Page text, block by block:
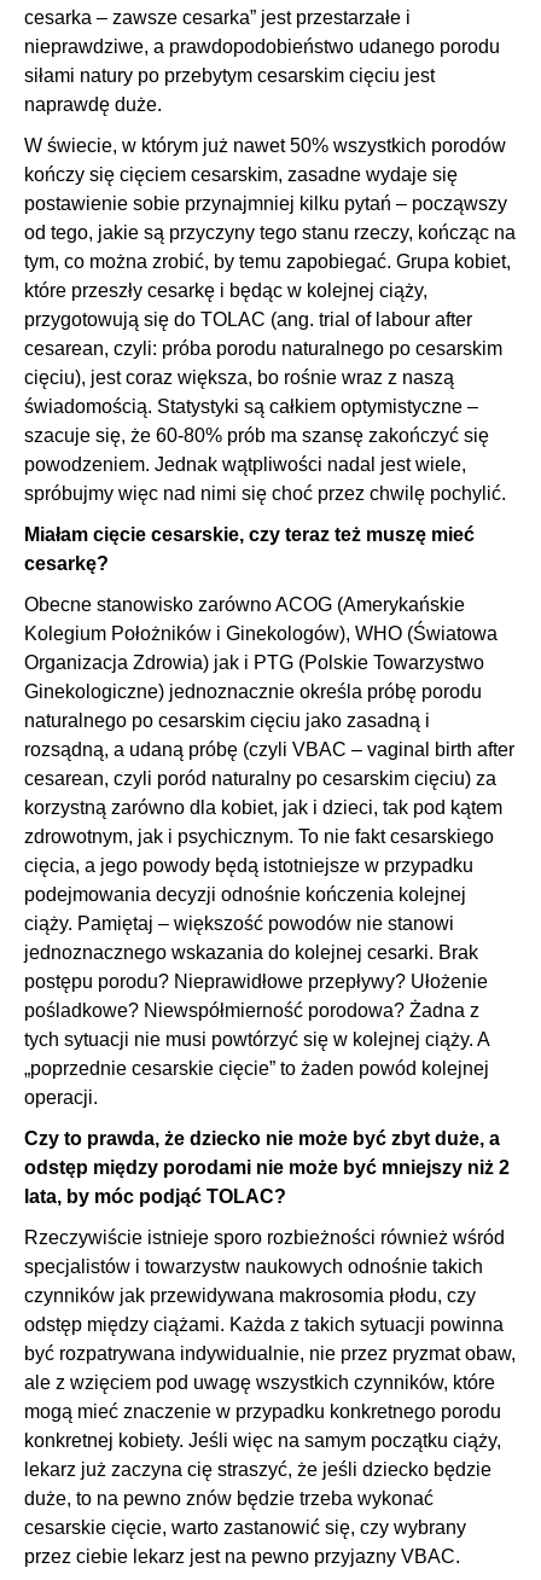
cesarka – zawsze cesarka” jest przestarzałe i
nieprawdziwe, a prawdopodobieństwo udanego porodu
siłami natury po przebytym cesarskim cięciu jest
naprawdę duże.
W świecie, w którym już nawet 50% wszystkich porodów
kończy się cięciem cesarskim, zasadne wydaje się
postawienie sobie przynajmniej kilku pytań – począwszy
od tego, jakie są przyczyny tego stanu rzeczy, kończąc na
tym, co można zrobić, by temu zapobiegać. Grupa kobiet,
które przeszły cesarkę i będąc w kolejnej ciąży,
przygotowują się do TOLAC (ang. trial of labour after
cesarean, czyli: próba porodu naturalnego po cesarskim
cięciu), jest coraz większa, bo rośnie wraz z naszą
świadomością. Statystyki są całkiem optymistyczne –
szacuje się, że 60-80% prób ma szansę zakończyć się
powodzeniem. Jednak wątpliwości nadal jest wiele,
spróbujmy więc nad nimi się choć przez chwilę pochylić.
Miałam cięcie cesarskie, czy teraz też muszę mieć
cesarkę?
Obecne stanowisko zarówno ACOG (Amerykańskie
Kolegium Położników i Ginekologów), WHO (Światowa
Organizacja Zdrowia) jak i PTG (Polskie Towarzystwo
Ginekologiczne) jednoznacznie określa próbę porodu
naturalnego po cesarskim cięciu jako zasadną i
rozsądną, a udaną próbę (czyli VBAC – vaginal birth after
cesarean, czyli poród naturalny po cesarskim cięciu) za
korzystną zarówno dla kobiet, jak i dzieci, tak pod kątem
zdrowotnym, jak i psychicznym. To nie fakt cesarskiego
cięcia, a jego powody będą istotniejsze w przypadku
podejmowania decyzji odnośnie kończenia kolejnej
ciąży. Pamiętaj – większość powodów nie stanowi
jednoznacznego wskazania do kolejnej cesarki. Brak
postępu porodu? Nieprawidłowe przepływy? Ułożenie
pośladkowe? Niewspółmierność porodowa? Żadna z
tych sytuacji nie musi powtórzyć się w kolejnej ciąży. A
„poprzednie cesarskie cięcie” to żaden powód kolejnej
operacji.
Czy to prawda, że dziecko nie może być zbyt duże, a
odstęp między porodami nie może być mniejszy niż 2
lata, by móc podjąć TOLAC?
Rzeczywiście istnieje sporo rozbieżności również wśród
specjalistów i towarzystw naukowych odnośnie takich
czynników jak przewidywana makrosomia płodu, czy
odstęp między ciążami. Każda z takich sytuacji powinna
być rozpatrywana indywidualnie, nie przez pryzmat obaw,
ale z wzięciem pod uwagę wszystkich czynników, które
mogą mieć znaczenie w przypadku konkretnego porodu
konkretnej kobiety. Jeśli więc na samym początku ciąży,
lekarz już zaczyna cię straszyć, że jeśli dziecko będzie
duże, to na pewno znów będzie trzeba wykonać
cesarskie cięcie, warto zastanowić się, czy wybrany
przez ciebie lekarz jest na pewno przyjazny VBAC.